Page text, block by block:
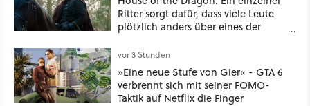
Ritter sorgt dafür, dass viele Leute
plötzlich anders über eines der
Thrones denken
vor 3 Stunden
»Eine neue Stufe von Gier« - GTA 6
verbrennt sich mit seiner FOMO-
Taktik auf Netflix die Finger